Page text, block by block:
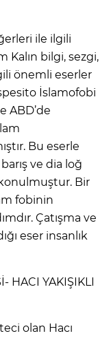
ile ilgili
Kalın bilgi, sezgi,
önemli eserler
İslamofobi
ABD’de
Bu eserle
ve dia loğ
Bir
fobinin
Çatışma ve
eser insanlık
HACI YAKIŞIKLI
olan Hacı